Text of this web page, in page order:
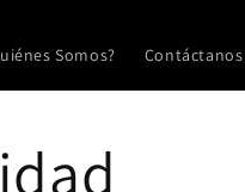
Somos? Contáctanos
r
e